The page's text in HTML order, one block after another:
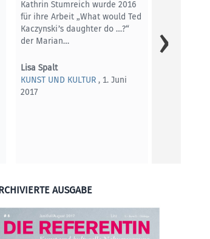
Kathrin Stumreich wurde 2016
für ihre Arbeit „What would Ted
Kaczynski’s daughter do …?“
der Marian…
Lisa Spalt
KUNST UND KULTUR , 1. Juni
2017
AUSGABE